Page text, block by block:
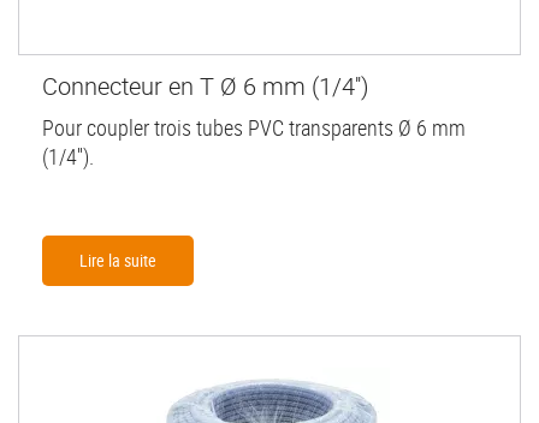
Connecteur en T Ø 6 mm (1/4'')
Pour coupler trois tubes PVC transparents Ø 6 mm
(1/4'').
Lire la suite